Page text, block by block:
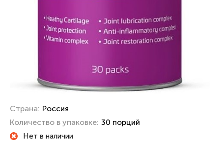
Страна: Россия
Количество в упаковке: 30 порций
Нет в наличии